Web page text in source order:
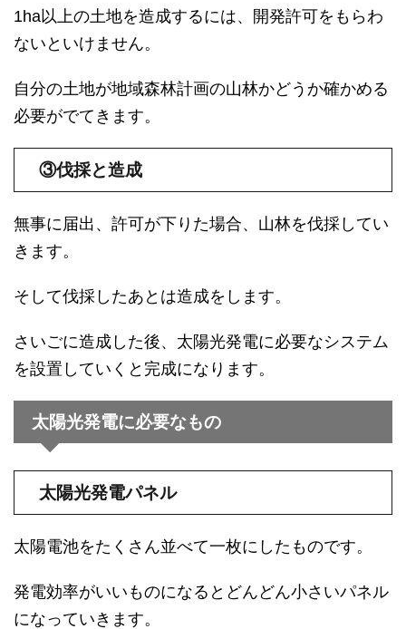
1ha以上の土地を造成するには、開発許可をもらわ
ないといけません。
自分の土地が地域森林計画の山林かどうか確かめる
必要がでてきます。
③伐採と造成
無事に届出、許可が下りた場合、山林を伐採してい
きます。
そして伐採したあとは造成をします。
さいごに造成した後、太陽光発電に必要なシステム
を設置していくと完成になります。
太陽光発電に必要なもの
太陽光発電パネル
太陽電池をたくさん並べて一枚にしたものです。
発電効率がいいものになるとどんどん小さいパネル
になっていきます。